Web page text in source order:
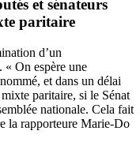
et sénateurs
paritaire
d’un
« On espère une
et dans un délai
paritaire, si le Sénat
nationale. Cela fait
la rapporteure Marie-Do